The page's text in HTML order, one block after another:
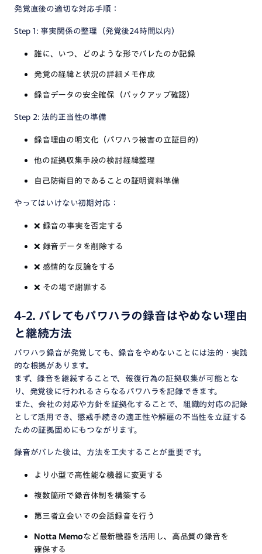
発覚直後の適切な対応手順：
Step 1: 事実関係の整理（発覚後24時間以内）
誰に、いつ、どのような形でバレたのか記録
発覚の経緯と状況の詳細メモ作成
録音データの安全確保（バックアップ確認）
Step 2: 法的正当性の準備
録音理由の明文化（パワハラ被害の立証目的）
他の証拠収集手段の検討経緯整理
自己防衛目的であることの証明資料準備
やってはいけない初期対応：
❌ 録音の事実を否定する
❌ 録音データを削除する
❌ 感情的な反論をする
❌ その場で謝罪する
4-2. バレてもパワハラの録音はやめない理由
と継続方法
パワハラ録音が発覚しても、録音をやめないことには法的・実践
的な根拠があります。
まず、録音を継続することで、報復行為の証拠収集が可能とな
り、発覚後に行われるさらなるパワハラを記録できます。
また、会社の対応や方針を証拠化することで、組織的対応の記録
として活用でき、懲戒手続きの適正性や解雇の不当性を立証する
ための証拠固めにもつながります。
録音がバレた後は、方法を工夫することが重要です。
より小型で高性能な機器に変更する
複数箇所で録音体制を構築する
第三者立会いでの会話録音を行う
Notta Memoなど最新機器を活用し、高品質の録音を
確保する